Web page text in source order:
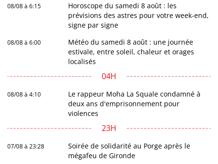
08/08 à 6:15
Horoscope du samedi 8 août : les
prévisions des astres pour votre week-end,
signe par signe
08/08 à 6:00
Météo du samedi 8 août : une journée
estivale, entre soleil, chaleur et orages
localisés
04H
08/08 à 4:10
Le rappeur Moha La Squale condamné à
deux ans d'emprisonnement pour
violences
23H
07/08 à 23:28
Soirée de solidarité au Porge après le
mégafeu de Gironde